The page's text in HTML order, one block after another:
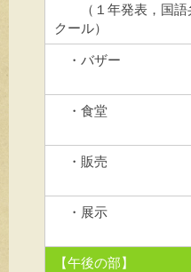
（１年発表，国語
クール）
・バザー
・食堂
・販売
・展示
【午後の部】